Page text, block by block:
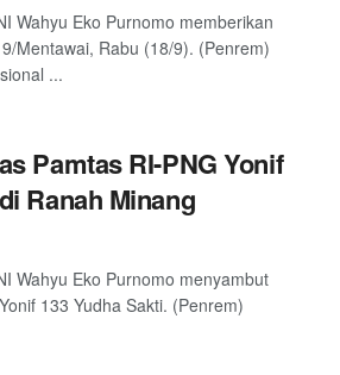
Wahyu Eko Purnomo memberikan
Mentawai, Rabu (18/9). (Penrem)
...
Pamtas RI-PNG Yonif
Ranah Minang
Wahyu Eko Purnomo menyambut
133 Yudha Sakti. (Penrem)